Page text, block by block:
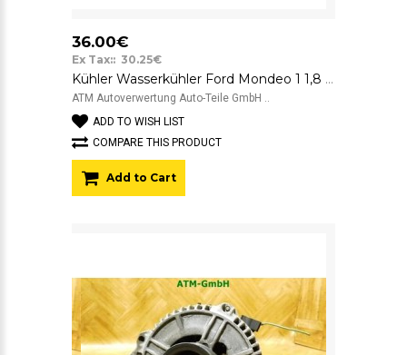
36.00€
Ex Tax:: 30.25€
Kühler Wasserkühler Ford Mondeo 1 1,8 Automat 16H38 93BB83
ATM Autoverwertung Auto-Teile GmbH ..
ADD TO WISH LIST
COMPARE THIS PRODUCT
Add to Cart